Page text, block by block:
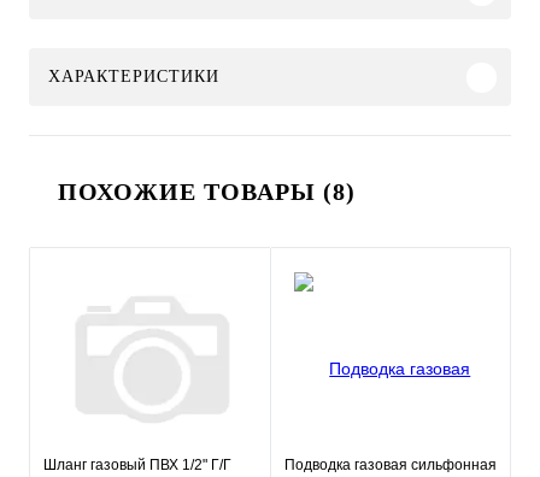
ХАРАКТЕРИСТИКИ
ПОХОЖИЕ ТОВАРЫ (8)
Шланг газовый ПВХ 1/2" Г/Г
Подводка газовая сильфонная